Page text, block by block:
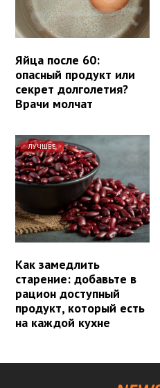
Яйца после 60:
опасный продукт или
секрет долголетия?
Врачи молчат
ЛУЧШЕЕ
Как замедлить
старение: добавьте в
рацион доступный
продукт, который есть
на каждой кухне